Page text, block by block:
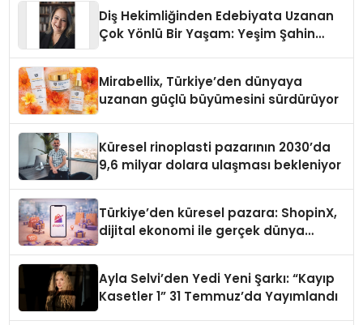
Diş Hekimliğinden Edebiyata Uzanan
Çok Yönlü Bir Yaşam: Yeşim Şahin
Mirabellix, Türkiye’den dünyaya
uzanan güçlü büyümesini sürdürüyor
Küresel rinoplasti pazarının 2030’da
9,6 milyar dolara ulaşması bekleniyor
Türkiye’den küresel pazara: ShopinX,
dijital ekonomi ile gerçek dünya
Ayla Selvi’den Yedi Yeni Şarkı: “Kayıp
Kasetler 1” 31 Temmuz’da Yayımlandı